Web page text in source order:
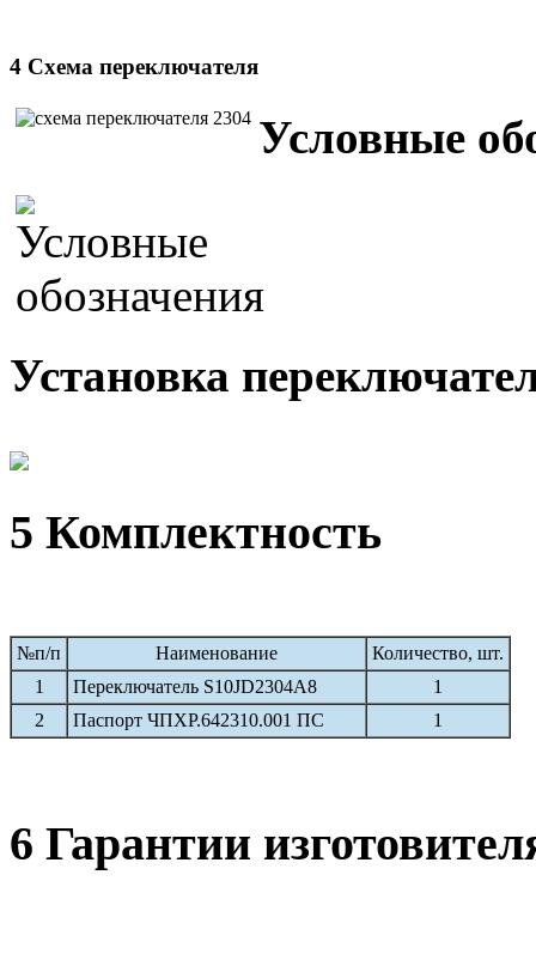
4 Схема переключателя
Условные
Установка
5 Комплектность
№п/п Наименование
Количество, шт.
1
Переключатель S10JD2304A8
1
2
Паспорт ЧПХР.642310.001 ПС 1
6 Гарантии